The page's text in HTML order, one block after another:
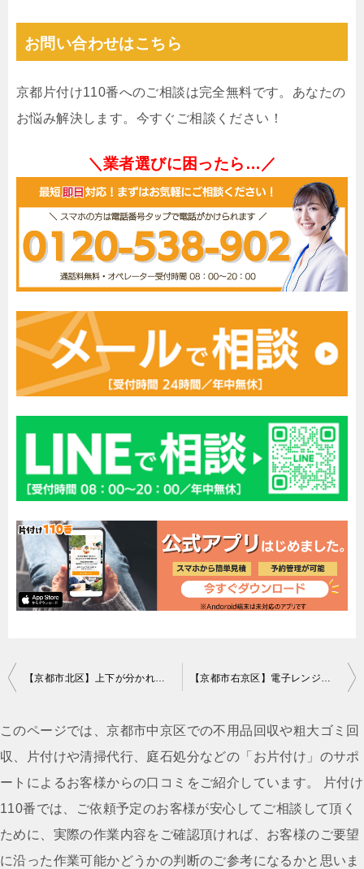
お問い合わせはこちら
京都片付け110番へのご相談は完全無料です。あなたの
お悩み解決します。今すぐご相談ください！
＼業者選びに困ったら…／
投
ナ
ビ
ゲ
ー
シ
ョ
【京都市北区】上下が分かれている学習机の回収・処分ご依頼 【京都市右京区】電子レンジ、ドレッサー、収納棚の回収・処分ご依頼
このページでは、京都市中京区での不用品回収や粗大ゴミ回
収、片付けや清掃代行、庭石処分などの「お片付け」のサポ
ートによるお客様からの口コミをご紹介しています。 片付け
110番では、ご依頼予定のお客様が安心してご相談して頂く
ために、実際の作業内容をご確認頂ければ、お客様のご要望
に沿った作業可能かどうかの判断のご参考になるかと思いま